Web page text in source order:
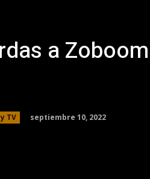
a
TV septiembre 10, 2022